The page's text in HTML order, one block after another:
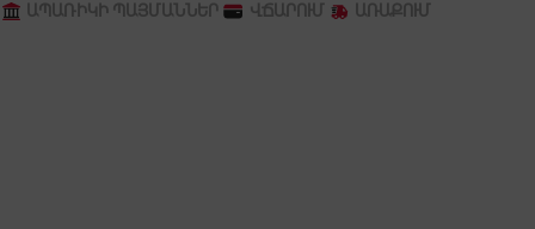
ԱՊԱՌԻԿԻ ՊԱՅՄԱՆՆԵՐ ՎՃԱՐՈՒՄ ԱՌԱՔՈՒՄ